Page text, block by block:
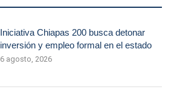
Iniciativa Chiapas 200 busca detonar
inversión y empleo formal en el estado
6 agosto, 2026